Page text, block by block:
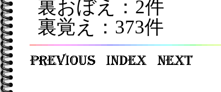
裏おぼえ：2件
裏覚え：373件